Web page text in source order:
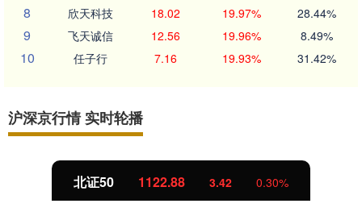
8 欣天科技 18.02 19.97% 28.44%
9 飞天诚信 12.56 19.96% 8.49%
10 任子行 7.16 19.93% 31.42%
沪深京行情 实时轮播
北证50 1122.88 3.42 0.30%